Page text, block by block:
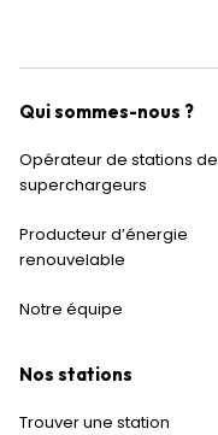
Qui sommes-nous ?
Opérateur de stations de
superchargeurs
Producteur d’énergie
renouvelable
Notre équipe
Nos stations
Trouver une station